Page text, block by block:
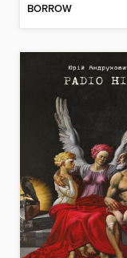
BORROW